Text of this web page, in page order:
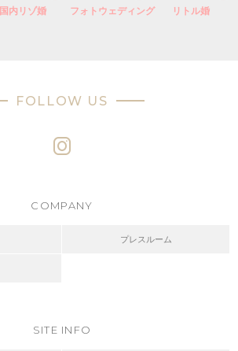
国内リゾ婚 フォトウェディング リトル婚
FOLLOW US
COMPANY
プレスルーム
SITE INFO